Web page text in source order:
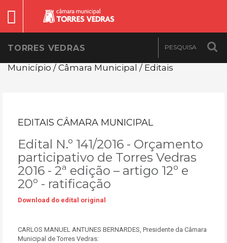
TORRES VEDRAS
Município / Câmara Municipal / Editais
EDITAIS CÂMARA MUNICIPAL
Edital N.º 141/2016 - Orçamento
participativo de Torres Vedras
2016 - 2ª edição – artigo 12º e
20º - ratificação
Download do edital original
CARLOS MANUEL ANTUNES BERNARDES, Presidente da Câmara
Municipal de Torres Vedras: